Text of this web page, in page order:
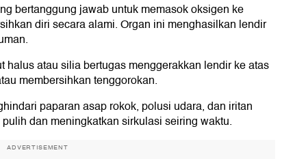
bertanggung jawab untuk memasok oksigen ke
diri secara alami. Organ ini menghasilkan lendir
halus atau silia bertugas menggerakkan lendir ke atas
membersihkan tenggorokan.
paparan asap rokok, polusi udara, dan iritan
dan meningkatkan sirkulasi seiring waktu.
ADVERTISEMENT